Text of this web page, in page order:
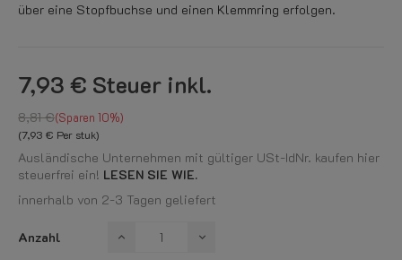
über eine Stopfbuchse und einen Klemmring erfolgen.
7,93 € Steuer inkl.
8,81 € Sparen 10%
(7,93 € Per stuk)
Ausländische Unternehmen mit gültiger USt-IdNr. kaufen hier
steuerfrei ein! LESEN SIE WIE.
innerhalb von 2-3 Tagen geliefert
Anzahl